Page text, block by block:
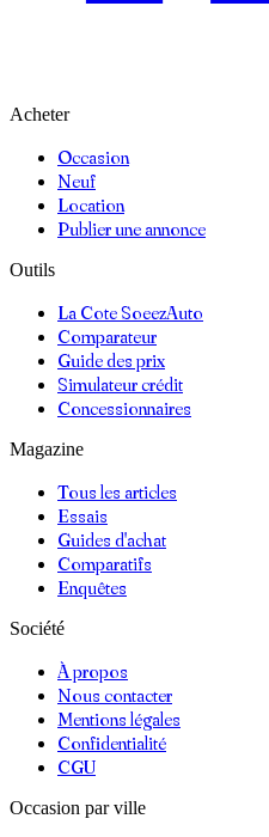
Acheter
Occasion
Neuf
Location
Publier une annonce
Outils
La Cote SoeezAuto
Comparateur
Guide des prix
Simulateur crédit
Concessionnaires
Magazine
Tous les articles
Essais
Guides d'achat
Comparatifs
Enquêtes
Société
À propos
Nous contacter
Mentions légales
Confidentialité
CGU
Occasion par ville